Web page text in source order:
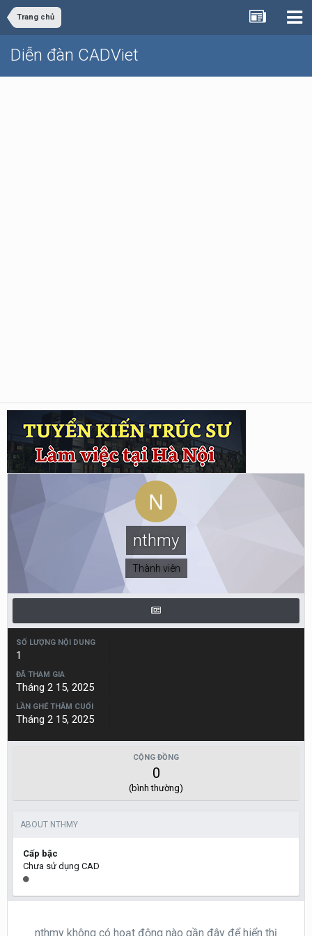
Trang chủ
Diễn đàn CADViet
nthmy
Thành viên
SỐ LƯỢNG NỘI DUNG
1
ĐÃ THAM GIA
Tháng 2 15, 2025
LẦN GHÉ THĂM CUỐI
Tháng 2 15, 2025
CỘNG ĐỒNG
0
(bình thường)
ABOUT NTHMY
Cấp bậc
Chưa sử dụng CAD
nthmy không có hoạt động nào gần đây để hiển thị